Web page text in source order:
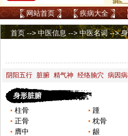
网站首页 疾病大全
首页 -->中医信息 -->中医名词-->
阴阳五行 脏腑 精气神 经络腧穴 病因
身形脏腑
柱骨
踵
正骨
枕骨
膺中
龈